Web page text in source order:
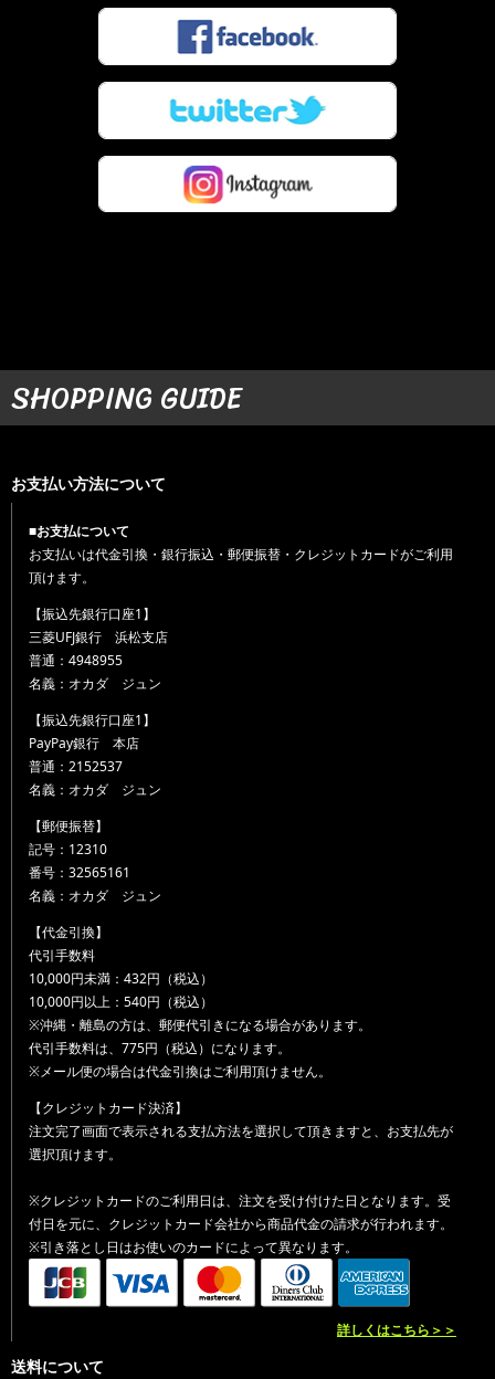
SHOPPING GUIDE
お支払い方法について
■お支払について
お支払いは代金引換・銀行振込・郵便振替・クレジットカードがご利用
頂けます。
【振込先銀行口座1】
三菱UFJ銀行 浜松支店
普通：4948955
名義：オカダ ジュン
【振込先銀行口座1】
PayPay銀行 本店
普通：2152537
名義：オカダ ジュン
【郵便振替】
記号：12310
番号：32565161
名義：オカダ ジュン
【代金引換】
代引手数料
10,000円未満：432円（税込）
10,000円以上：540円（税込）
※沖縄・離島の方は、郵便代引きになる場合があります。
代引手数料は、775円（税込）になります。
※メール便の場合は代金引換はご利用頂けません。
【クレジットカード決済】
注文完了画面で表示される支払方法を選択して頂きますと、お支払先が
選択頂けます。
※クレジットカードのご利用日は、注文を受け付けた日となります。受
付日を元に、クレジットカード会社から商品代金の請求が行われます。
※引き落とし日はお使いのカードによって異なります。
詳しくはこちら＞＞
送料について